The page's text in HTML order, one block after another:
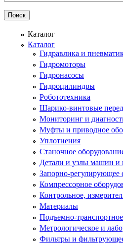
Каталог
Каталог
Гидравлика и
Гидромоторы
Гидронасосы
Гидроцилиндры
Робототехника
Шарико-винтовые
Мониторинг и
Муфты и приводное
Уплотнения
Станочное
Детали и узлы машин и
Запорно-регулирующее
Компрессорное
Контрольное,
Материалы
Подъемно-
Метрологическое и
Фильтры и